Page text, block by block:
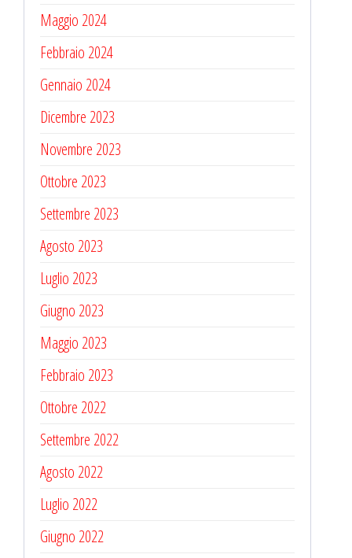
Maggio 2024
Febbraio 2024
Gennaio 2024
Dicembre 2023
Novembre 2023
Ottobre 2023
Settembre 2023
Agosto 2023
Luglio 2023
Giugno 2023
Maggio 2023
Febbraio 2023
Ottobre 2022
Settembre 2022
Agosto 2022
Luglio 2022
Giugno 2022